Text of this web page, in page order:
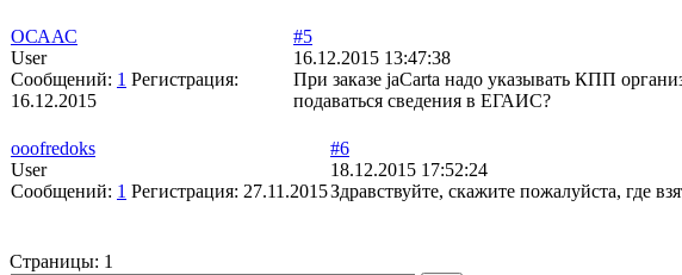
ОСААС
User
Сообщений: 1 Регистрация:
16.12.2015
#5
16.12.2015 13:47:38
При заказе jaCarta надо указывать КПП
подаваться сведения в ЕГАИС?
ooofredoks
User
Сообщений: 1 Регистрация: 27.11.2015
#6
18.12.2015 17:52:24
Здравствуйте, скажите пожалуйста, где
Страницы: 1